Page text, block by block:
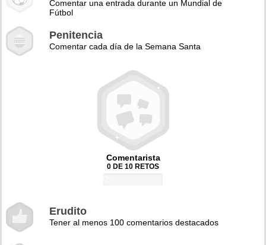
Comentar una entrada durante un Mundial de
Fútbol
Penitencia
Comentar cada día de la Semana Santa
Comentarista
0 DE 10 RETOS
Erudito
Tener al menos 100 comentarios destacados